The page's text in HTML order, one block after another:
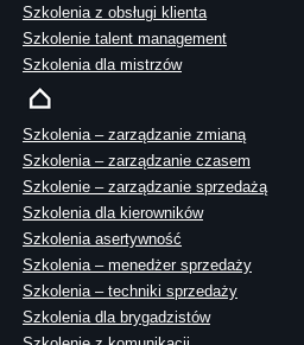
Szkolenia z obsługi klienta
Szkolenie talent management
Szkolenia dla mistrzów
Szkolenia – zarządzanie zmianą
Szkolenia – zarządzanie czasem
Szkolenie – zarządzanie sprzedażą
Szkolenia dla kierowników
Szkolenia asertywność
Szkolenia – menedżer sprzedaży
Szkolenia – techniki sprzedaży
Szkolenia dla brygadzistów